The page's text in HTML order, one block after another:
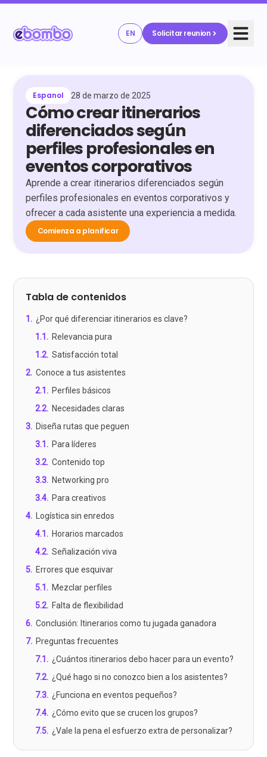
EN Solicitar reunion
Espanol 28 de marzo de 2025
Cómo crear itinerarios
diferenciados según
perfiles profesionales en
eventos corporativos
Aprende a crear itinerarios diferenciados según
perfiles profesionales en eventos corporativos y
ofrecer a cada asistente una experiencia a medida.
Comienza a planificar
Tabla de contenidos
1 . ¿Por qué diferenciar itinerarios es clave?
1.1 . Relevancia pura
1.2. Satisfacción total
2. Conoce a tus asistentes
2.1 . Perfiles básicos
2.2. Necesidades claras
3. Diseña rutas que peguen
3.1 . Para líderes
3.2. Contenido top
3.3. Networking pro
3.4. Para creativos
4. Logística sin enredos
4.1 . Horarios marcados
4.2. Señalización viva
5. Errores que esquivar
5.1 . Mezclar perfiles
5.2. Falta de flexibilidad
6. Conclusión: Itinerarios como tu jugada ganadora
7. Preguntas frecuentes
7.1 . ¿Cuántos itinerarios debo hacer para un evento?
7.2. ¿Qué hago si no conozco bien a los asistentes?
7.3. ¿Funciona en eventos pequeños?
7.4. ¿Cómo evito que se crucen los grupos?
7.5. ¿Vale la pena el esfuerzo extra de personalizar?